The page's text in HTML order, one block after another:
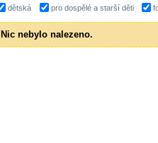
dětská
pro dospělé a starší děti
Nic nebylo nalezeno.